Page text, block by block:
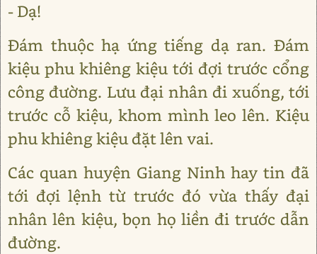
- Dạ!
Đám thuộc hạ ứng tiếng dạ ran. Đám
kiệu phu khiêng kiệu tới đợi trước cổng
công đường. Lưu đại nhân đi xuống, tới
trước cỗ kiệu, khom mình leo lên. Kiệu
phu khiêng kiệu đặt lên vai.
Các quan huyện Giang Ninh hay tin đã
tới đợi lệnh từ trước đó vừa thấy đại
nhân lên kiệu, bọn họ liền đi trước dẫn
đường.